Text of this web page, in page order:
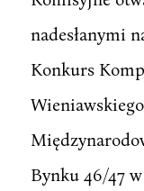
nadesłanymi
Konkurs
Bynku 46/47